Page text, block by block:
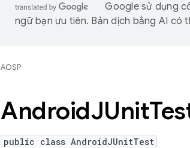
Google sử dụng
ngữ bạn ưu tiên. Bản dịch bằng AI có
AOSP
AndroidJUnit
public class AndroidJUnitTest